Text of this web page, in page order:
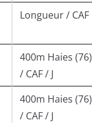
Longueur / CAF
400m Haies (76)
/ CAF / J
400m Haies (76)
/ CAF / J